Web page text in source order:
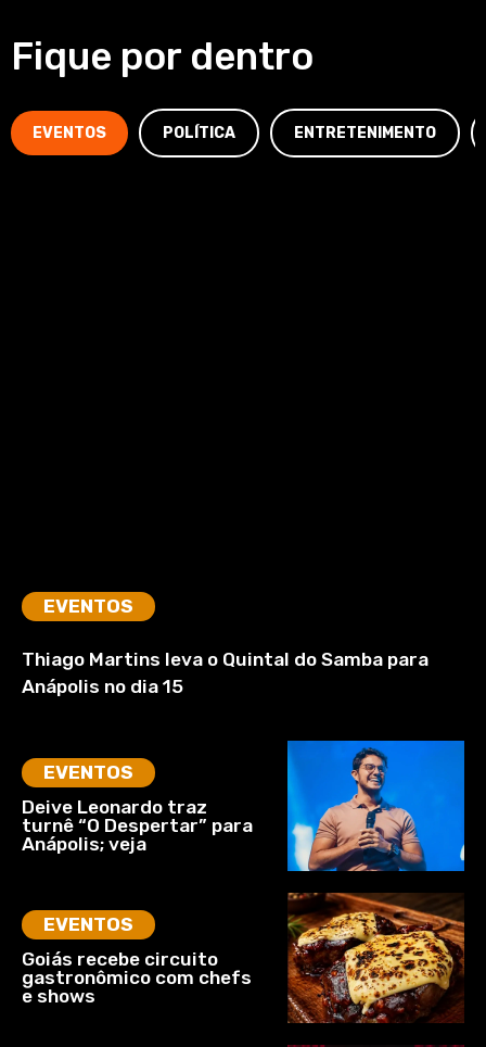
Fique por dentro
EVENTOS POLÍTICA ENTRETENIMENTO
EVENTOS
Thiago Martins leva o Quintal do Samba para
Anápolis no dia 15
EVENTOS
Deive Leonardo traz
turnê “O Despertar” para
Anápolis; veja
EVENTOS
Goiás recebe circuito
gastronômico com chefs
e shows